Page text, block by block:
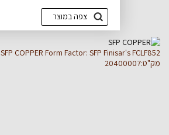
צפה במוצר
SFP COPPER Form Factor: SFP Finisar's FCLF852...
מק"ט:20400007